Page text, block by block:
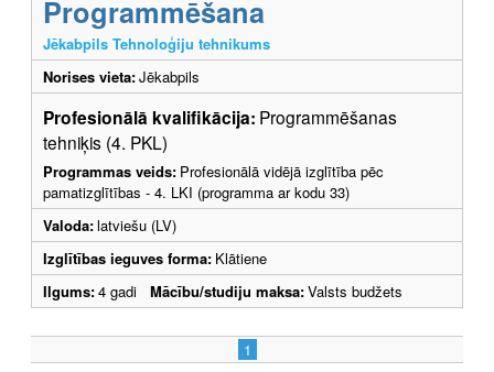
Programmēšana
Jēkabpils Tehnoloģiju tehnikums
Norises vieta:Jēkabpils
Profesionālā kvalifikācija: Programmēšanas
tehniķis (4. PKL)
Programmas veids: Profesionālā vidējā izglītība pēc
pamatizglītības - 4. LKI (programma ar kodu 33)
Valoda:latviešu (LV)
Izglītības ieguves forma: Klātiene
Ilgums:4 gadi Mācību/studiju maksa:Valsts budžets
1